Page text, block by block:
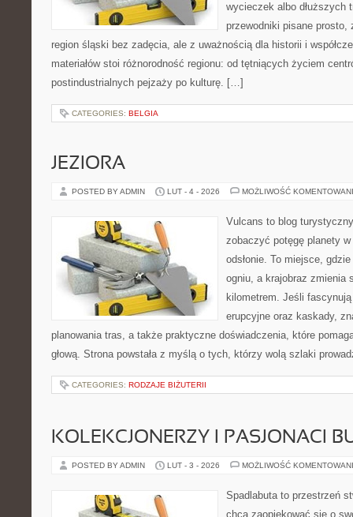
wycieczek albo dłuższych
przewodniki pisane
region śląski bez zadęcia, ale z uważnością dla historii i
materiałów stoi różnorodność regionu: od tętniących życiem
postindustrialnych pejzaży po kulturę. […]
CATEGORIES: BELGIA
JEZIORA
POSTED BY ADMIN LUT - 4 - 2026 MOŻLIWOŚĆ
Vulcans to blog
zobaczyć potęgę planety
odsłonie. To miejsce,
ogniu, a krajobraz zmienia
kilometrem. Jeśli
erupcyjne oraz kaskady,
planowania tras, a także praktyczne doświadczenia, które
głową. Strona powstała z myślą o tych, którzy wolą szlaki
CATEGORIES: RODZAJE BIŻUTERII
KOLEKCJONERZY I PASJONACI
POSTED BY ADMIN LUT - 3 - 2026 MOŻLIWOŚĆ
Spadlabuta to przestrzeń
chcą zaopiekować się o